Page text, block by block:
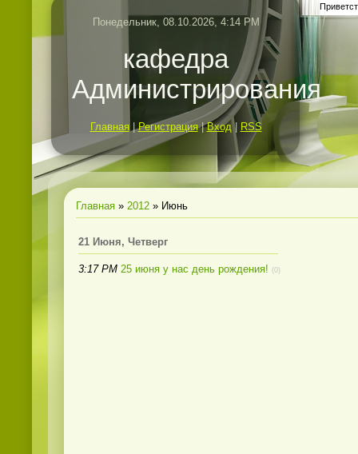
Понедельник, 08.10.2026, 4:14 PM
кафедра
Администрирования
Главная |Регистрация|Вход| RSS
Главная » 2012 » Июнь
21 Июня, Четверг
3:17 PM 25 июня у нас день рождения! (0)